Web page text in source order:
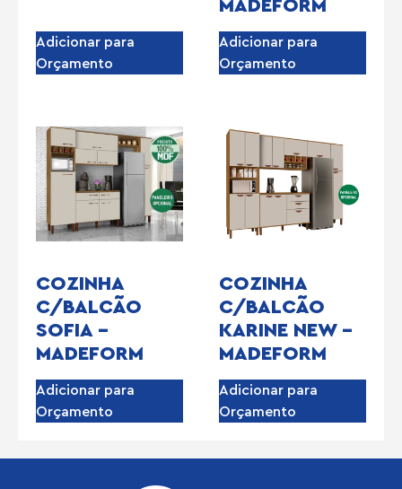
Adicionar para
Orçamento
MADEFORM
Adicionar para
Orçamento
COZINHA
C/BALCÃO
SOFIA –
MADEFORM
Adicionar para
Orçamento
COZINHA
C/BALCÃO
KARINE NEW –
MADEFORM
Adicionar para
Orçamento